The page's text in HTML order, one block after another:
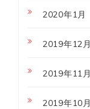
2020年1月
2019年12月
2019年11月
2019年10月